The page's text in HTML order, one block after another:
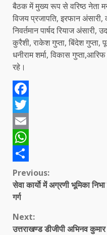
बैठक में मुख्य रूप से वरिष्ठ नेता
विजय प्रजापति, इरफान अंसारी,
निवर्तमान पार्षद रियाज अंसारी,
कुरैशी, राकेश गुप्ता, बिंदेश गुप्ता,
धनीराम शर्मा, विकास
रहे।
Facebook
Twitter
Email
WhatsApp
Share
Continue
Reading
Previous:
सेवा कार्याे में अग्रणी भूमिका
गर्ग
Next:
उत्तराखण्ड डीजीपी अभिनव